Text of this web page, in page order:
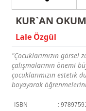
KUR`AN
Lale Özgül
"Çocuklarımızın görsel
çalışmalarının önemi
çocuklarımızın estetik
boyayarak
ISBN :